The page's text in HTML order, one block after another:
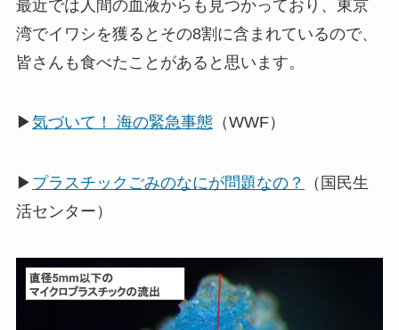
最近では人間の血液からも見つかっており、東京
湾でイワシを獲るとその8割に含まれているので、
皆さんも食べたことがあると思います。
▶気づいて！ 海の緊急事態（WWF）
▶ プラスチックごみのなにが問題なの？
（国民生
活センター）